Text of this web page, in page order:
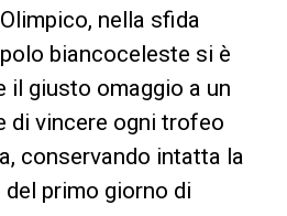
nella sfida
biancoceleste si è
il giusto omaggio a un
di vincere ogni trofeo
conservando intatta la
del primo giorno di